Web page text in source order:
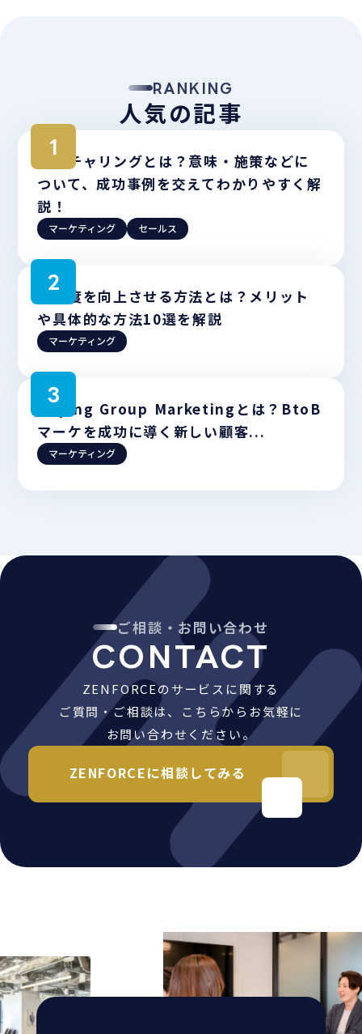
RANKING
人気の記事
ナーチャリングとは？意味・施策などに
ついて、成功事例を交えてわかりやすく解
説！
マーケティング セールス
認知度を向上させる方法とは？メリット
や具体的な方法10選を解説
マーケティング
Buying Group Marketingとは？BtoB
マーケを成功に導く新しい顧客...
マーケティング
ご相談・お問い合わせ
CONTACT
ZENFORCEのサービスに関する
ご質問・ご相談は、こちらからお気軽に
お問い合わせください。
ZENFORCEに相談してみる